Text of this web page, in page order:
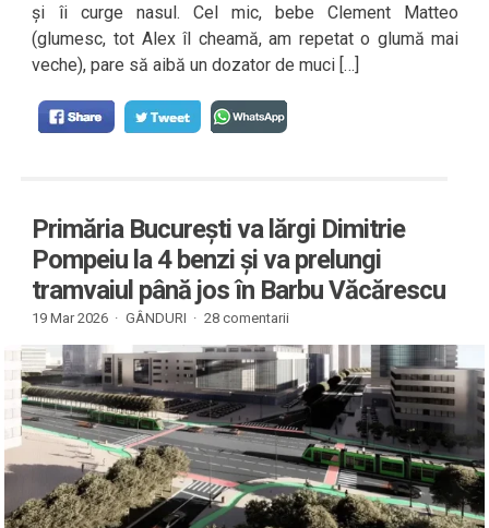
și îi curge nasul. Cel mic, bebe Clement Matteo
(glumesc, tot Alex îl cheamă, am repetat o glumă mai
veche), pare să aibă un dozator de muci […]
Primăria București va lărgi Dimitrie
Pompeiu la 4 benzi și va prelungi
tramvaiul până jos în Barbu Văcărescu
19 Mar 2026 · GÂNDURI · 28 comentarii